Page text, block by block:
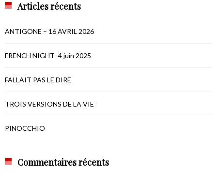
Articles récents
ANTIGONE – 16 AVRIL 2026
FRENCH NIGHT- 4 juin 2025
FALLAIT PAS LE DIRE
TROIS VERSIONS DE LA VIE
PINOCCHIO
Commentaires récents